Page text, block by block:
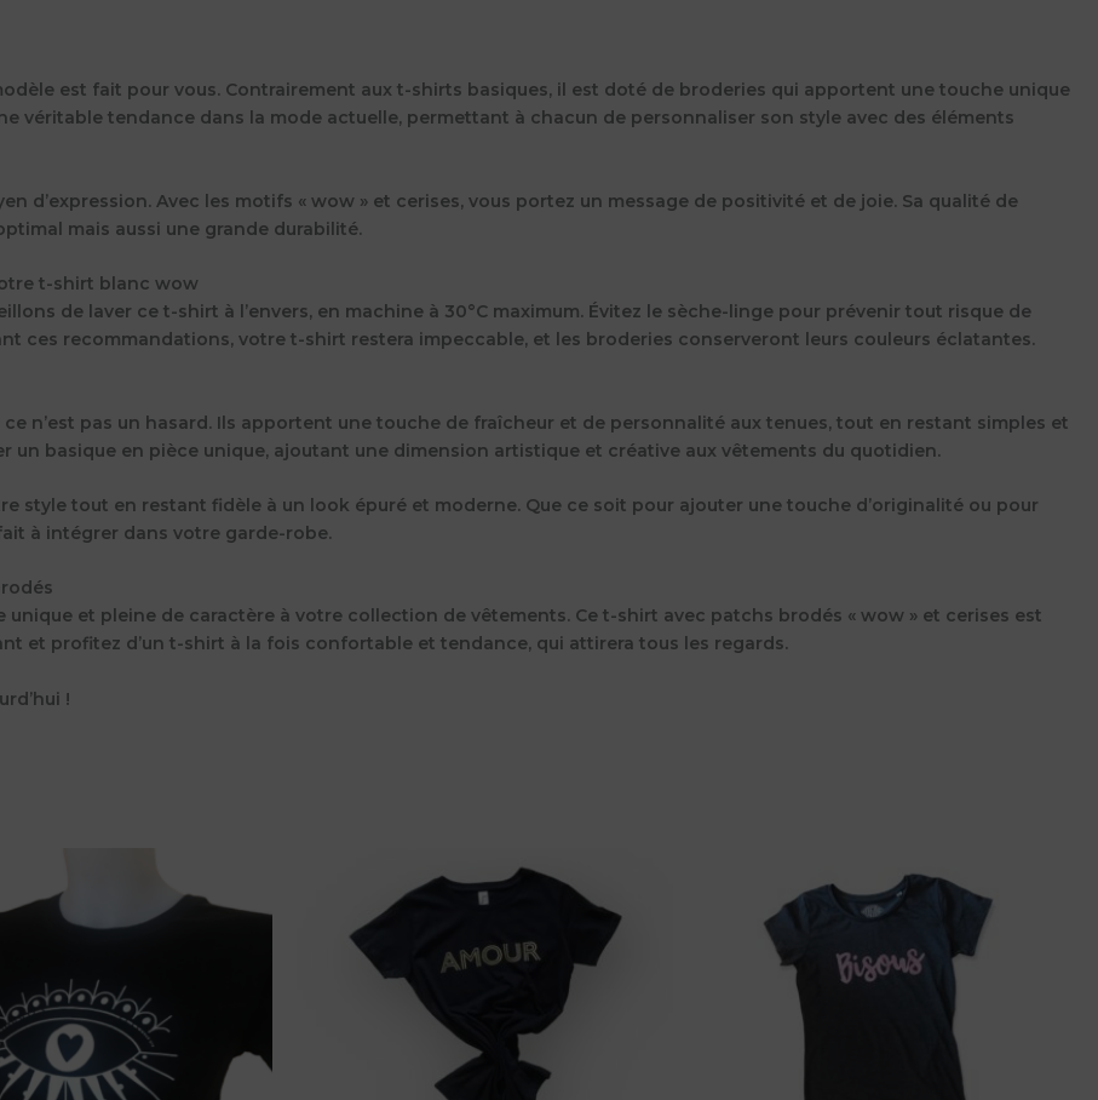
est fait pour vous. Contrairement aux t-shirts basiques, il est doté de broderies qui apportent une touche unique
véritable tendance dans la mode actuelle, permettant à chacun de personnaliser son style avec des éléments
d’expression. Avec les motifs « wow » et cerises, vous portez un message de positivité et de joie. Sa qualité de
mais aussi une grande durabilité.
t-shirt blanc wow
de laver ce t-shirt à l’envers, en machine à 30°C maximum. Évitez le sèche-linge pour prévenir tout risque de
ces recommandations, votre t-shirt restera impeccable, et les broderies conserveront leurs couleurs éclatantes.
n’est pas un hasard. Ils apportent une touche de fraîcheur et de personnalité aux tenues, tout en restant simples et
basique en pièce unique, ajoutant une dimension artistique et créative aux vêtements du quotidien.
style tout en restant fidèle à un look épuré et moderne. Que ce soit pour ajouter une touche d’originalité ou pour
à intégrer dans votre garde-robe.
unique et pleine de caractère à votre collection de vêtements. Ce t-shirt avec patchs brodés « wow » et cerises est
et profitez d’un t-shirt à la fois confortable et tendance, qui attirera tous les regards.
!